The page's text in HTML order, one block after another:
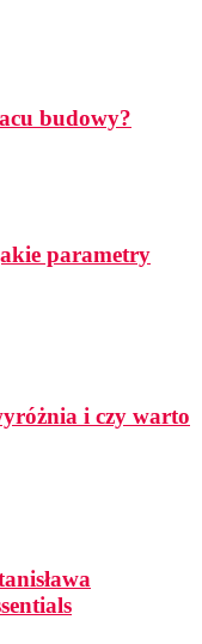
budowy?
parametry
i czy warto